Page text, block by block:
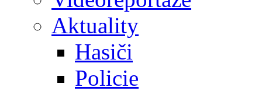
Aktuality
Hasiči
Policie